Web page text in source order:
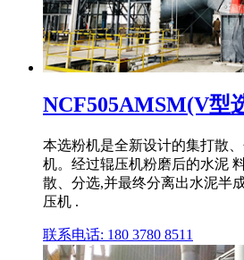
NCF505AMSM(V型
本选粉机是全新设计的集打散
机。经过辊压机粉磨后的水泥
散、分选,并最终分离出水泥半
压机 .
联系电话: 180 3780 8511